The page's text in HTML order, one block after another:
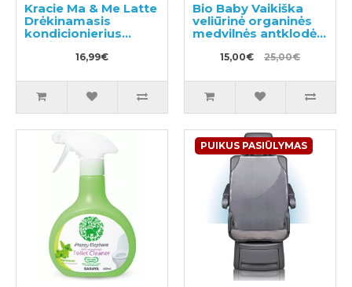
Kracie Ma & Me Latte
Drėkinamasis
kondicionierius
papildymas 360g
16,99€
Bio Baby Vaikiška
veliūrinė organinės
medvilnės antklodė
15,00€ 25,00€
PUIKUS PASIŪLYMAS